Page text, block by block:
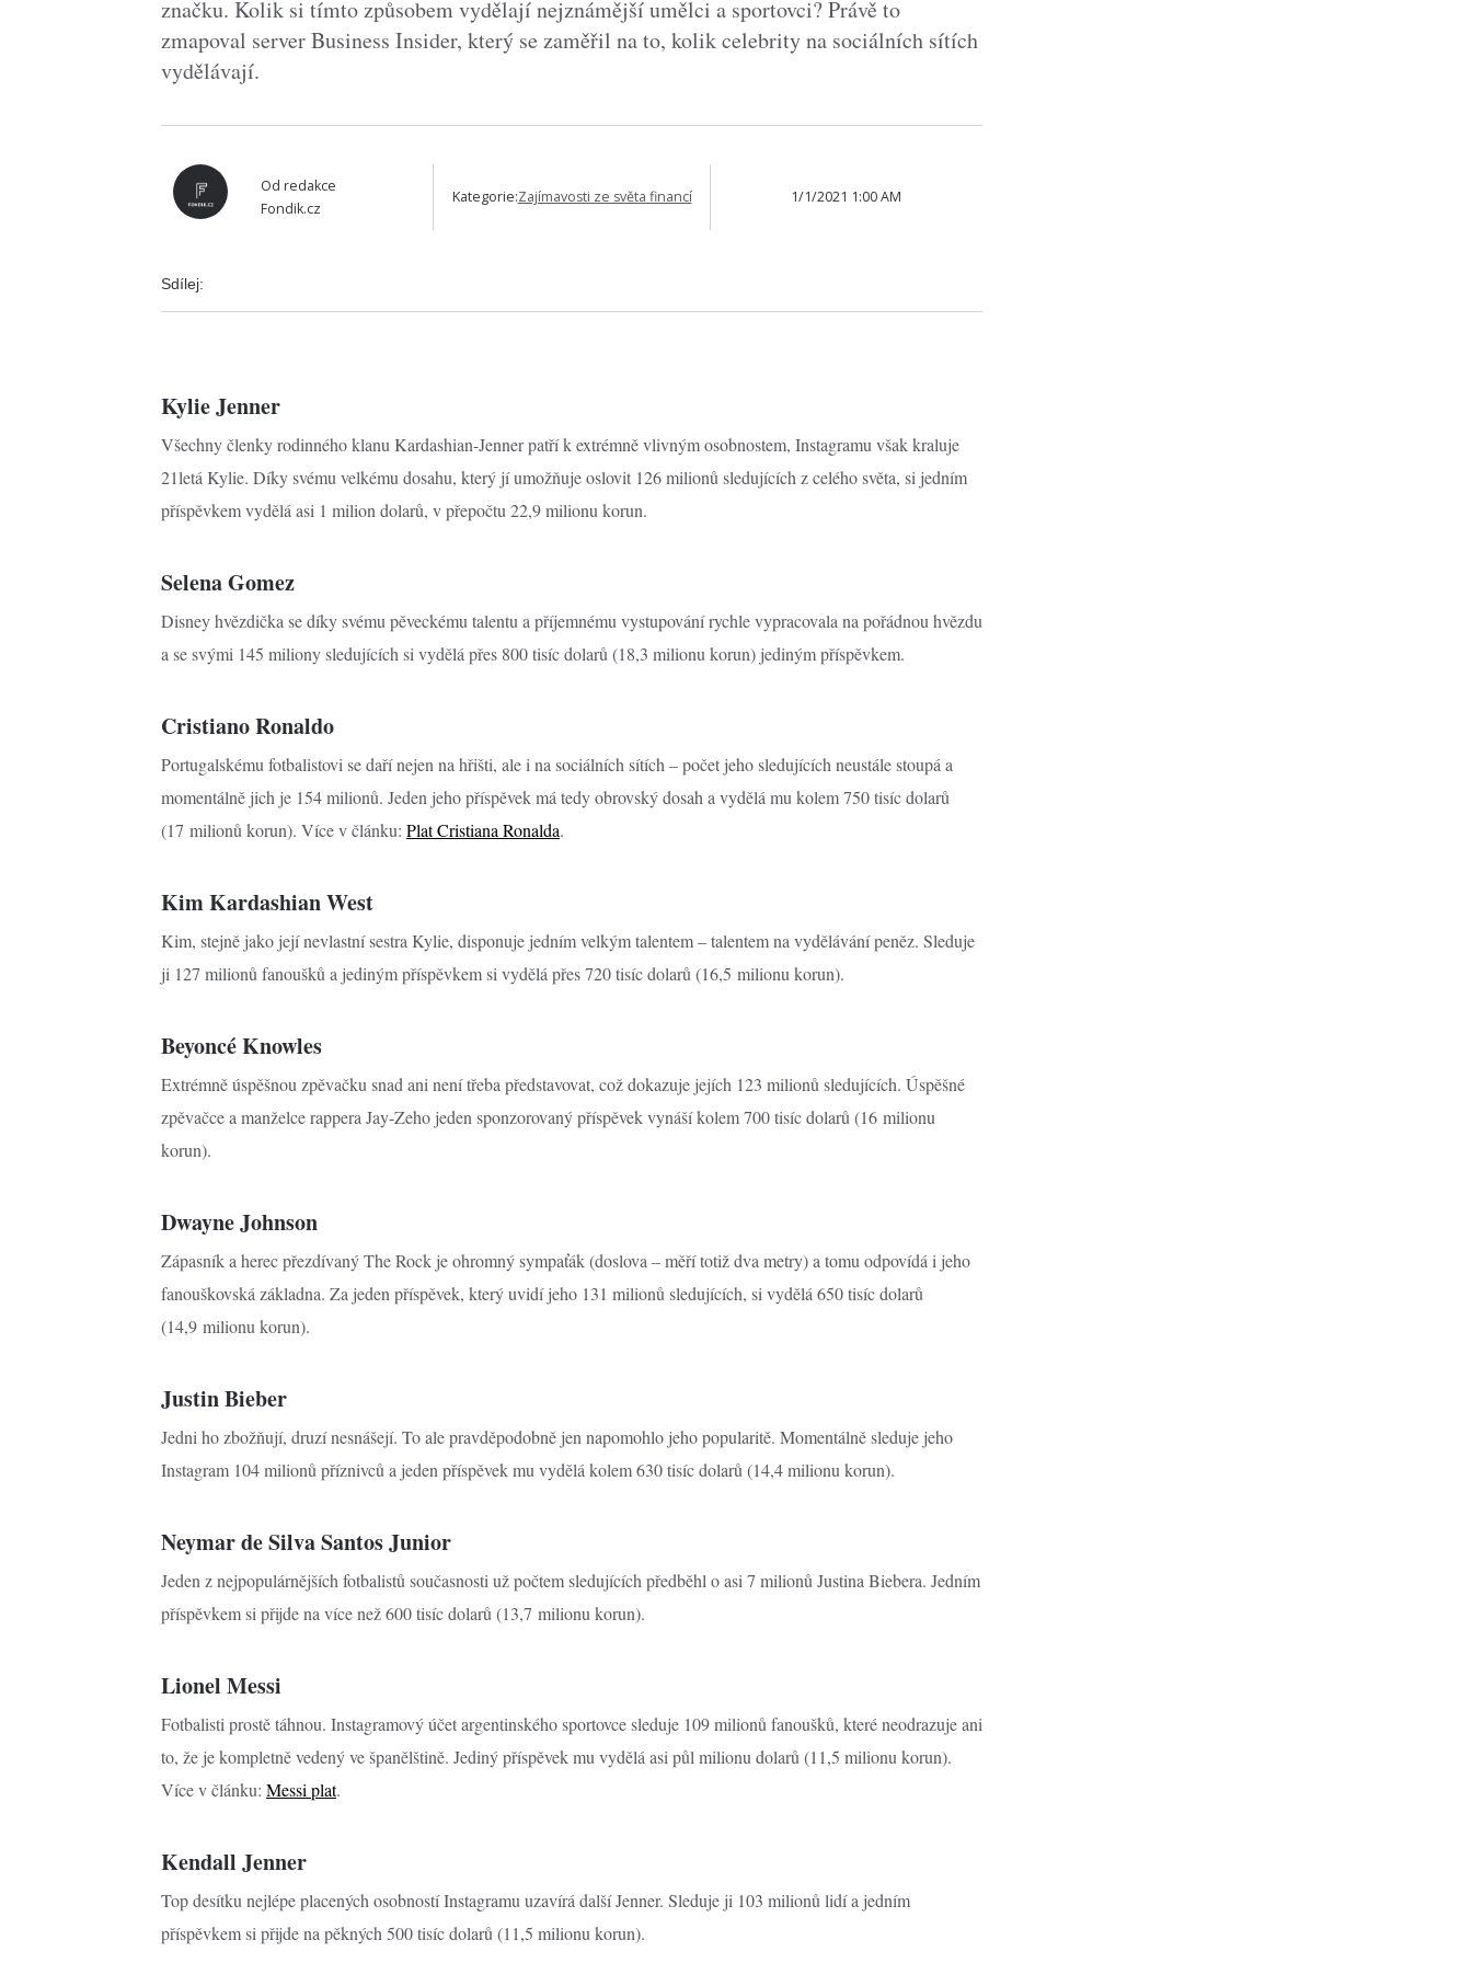
značku. Kolik si tímto způsobem vydělají nejznámější umělci a sportovci? Právě to
zmapoval server Business Insider, který se zaměřil na to, kolik celebrity na sociálních sítích
vydělávají.
Od redakce
Fondik.cz
Kategorie:Zajímavosti ze světa financí 1/1/2021 1:00 AM
Sdílej:
Kylie Jenner
Všechny členky rodinného klanu Kardashian-Jenner patří k extrémně vlivným osobnostem, Instagramu však kraluje
21letá Kylie. Díky svému velkému dosahu, který jí umožňuje oslovit 126 milionů sledujících z celého světa, si jedním
příspěvkem vydělá asi 1 milion dolarů, v přepočtu 22,9 milionu korun.
Selena Gomez
Disney hvězdička se díky svému pěveckému talentu a příjemnému vystupování rychle vypracovala na pořádnou hvězdu
a se svými 145 miliony sledujících si vydělá přes 800 tisíc dolarů (18,3 milionu korun) jediným příspěvkem.
Cristiano Ronaldo
Portugalskému fotbalistovi se daří nejen na hřišti, ale i na sociálních sítích – počet jeho sledujících neustále stoupá a
momentálně jich je 154 milionů. Jeden jeho příspěvek má tedy obrovský dosah a vydělá mu kolem 750 tisíc dolarů
(17 milionů korun). Více v článku: Plat Cristiana Ronalda.
Kim Kardashian West
Kim, stejně jako její nevlastní sestra Kylie, disponuje jedním velkým talentem – talentem na vydělávání peněz. Sleduje
ji 127 milionů fanoušků a jediným příspěvkem si vydělá přes 720 tisíc dolarů (16,5 milionu korun).
Beyoncé Knowles
Extrémně úspěšnou zpěvačku snad ani není třeba představovat, což dokazuje jejích 123 milionů sledujících. Úspěšné
zpěvačce a manželce rappera Jay-Zeho jeden sponzorovaný příspěvek vynáší kolem 700 tisíc dolarů (16 milionu
korun).
Dwayne Johnson
Zápasník a herec přezdívaný The Rock je ohromný sympaťák (doslova – měří totiž dva metry) a tomu odpovídá i jeho
fanouškovská základna. Za jeden příspěvek, který uvidí jeho 131 milionů sledujících, si vydělá 650 tisíc dolarů
(14,9 milionu korun).
Justin Bieber
Jedni ho zbožňují, druzí nesnášejí. To ale pravděpodobně jen napomohlo jeho popularitě. Momentálně sleduje jeho
Instagram 104 milionů příznivců a jeden příspěvek mu vydělá kolem 630 tisíc dolarů (14,4 milionu korun).
Neymar de Silva Santos Junior
Jeden z nejpopulárnějších fotbalistů současnosti už počtem sledujících předběhl o asi 7 milionů Justina Biebera. Jedním
příspěvkem si přijde na více než 600 tisíc dolarů (13,7 milionu korun).
Lionel Messi
Fotbalisti prostě táhnou. Instagramový účet argentinského sportovce sleduje 109 milionů fanoušků, které neodrazuje ani
to, že je kompletně vedený ve španělštině. Jediný příspěvek mu vydělá asi půl milionu dolarů (11,5 milionu korun).
Více v článku: Messi plat.
Kendall Jenner
Top desítku nejlépe placených osobností Instagramu uzavírá další Jenner. Sleduje ji 103 milionů lidí a jedním
příspěvkem si přijde na pěkných 500 tisíc dolarů (11,5 milionu korun).